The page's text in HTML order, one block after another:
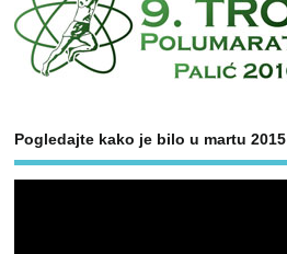
Pogledajte kako je bilo u martu 2015